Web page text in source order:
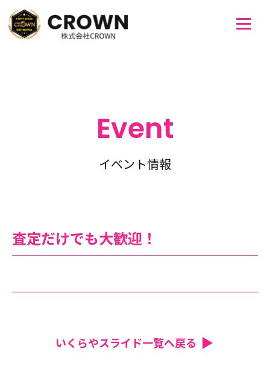
Event
イベント情報
査定だけでも大歓迎！
いくらやスライド一覧へ戻る